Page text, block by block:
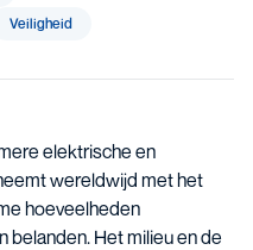
Veiligheid
elektrische en
wereldwijd met het
hoeveelheden
Het milieu en de